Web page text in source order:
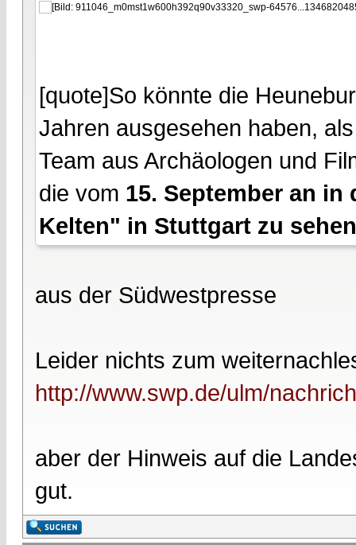
[quote]So könnte die
Jahren ausgesehen haben,
Team aus Archäologen und
die vom 15. September an
Kelten" in Stuttgart zu
aus der Südwestpresse
Leider nichts zum
http://www.swp.de/ulm/
aber der Hinweis auf die
gut.